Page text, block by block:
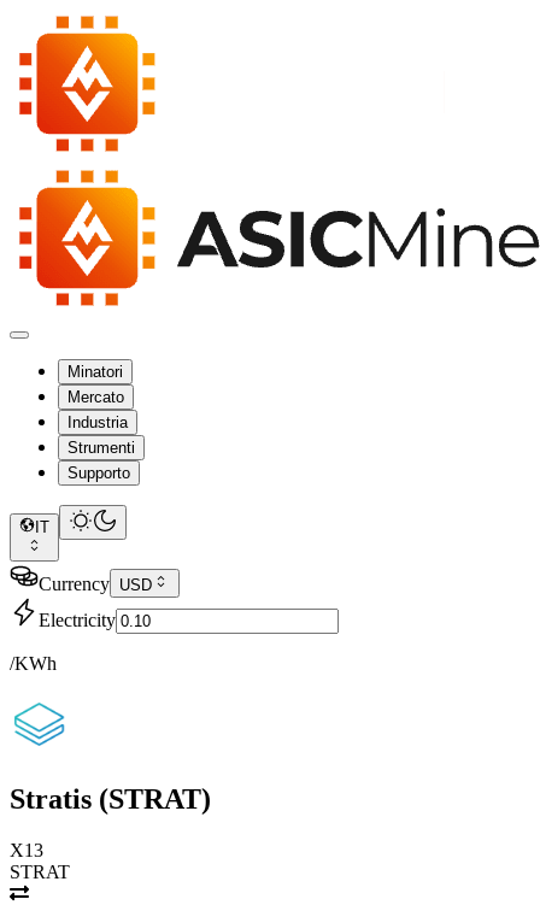
Minatori
Mercato
Industria
Strumenti
Supporto
IT
Currency USD
Electricity
/KWh
Stratis (STRAT)
X13
STRAT